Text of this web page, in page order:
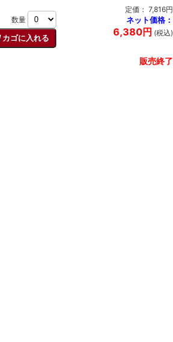
数量
定価： 7,816円
ネット価格：
6,380円 (税込)
販売終了